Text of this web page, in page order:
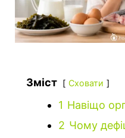
Зміст Сховати
1 Навіщо
2 Чому